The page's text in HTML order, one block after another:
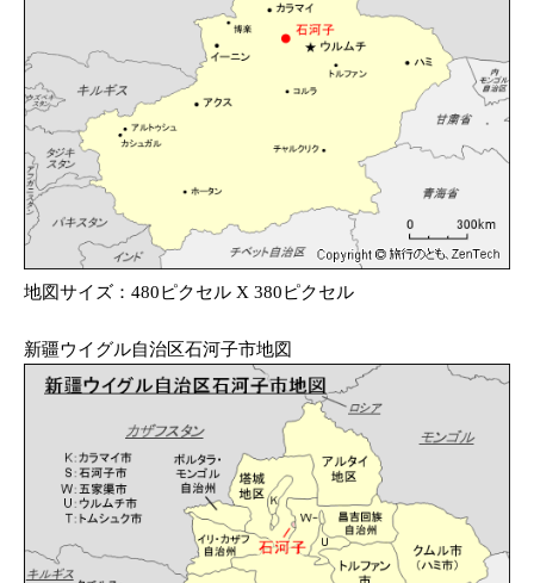
地図サイズ：480ピクセル X 380ピクセル
新疆ウイグル自治区石河子市地図